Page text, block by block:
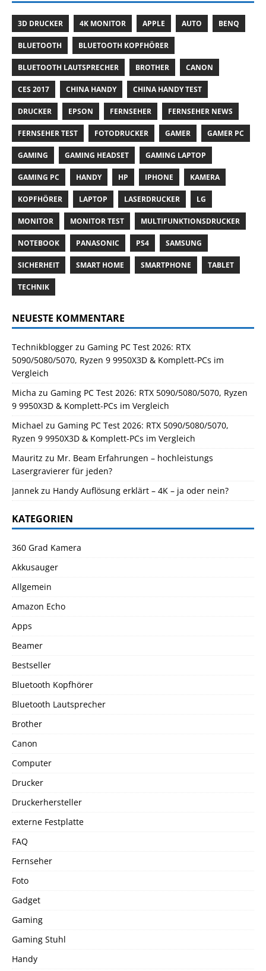
3D DRUCKER 4K MONITOR APPLE AUTO BENQ
BLUETOOTH BLUETOOTH KOPFHÖRER
BLUETOOTH LAUTSPRECHER BROTHER CANON
CES 2017 CHINA HANDY CHINA HANDY TEST
DRUCKER EPSON FERNSEHER FERNSEHER NEWS
FERNSEHER TEST FOTODRUCKER GAMER GAMER PC
GAMING GAMING HEADSET GAMING LAPTOP
GAMING PC HANDY HP IPHONE KAMERA
KOPFHÖRER LAPTOP LASERDRUCKER LG
MONITOR MONITOR TEST MULTIFUNKTIONSDRUCKER
NOTEBOOK PANASONIC PS4 SAMSUNG
SICHERHEIT SMART HOME SMARTPHONE TABLET
TECHNIK
NEUESTE KOMMENTARE
Technikblogger zu Gaming PC Test 2026: RTX
5090/5080/5070, Ryzen 9 9950X3D & Komplett-PCs im
Vergleich
Micha zu Gaming PC Test 2026: RTX 5090/5080/5070, Ryzen
9 9950X3D & Komplett-PCs im Vergleich
Michael zu Gaming PC Test 2026: RTX 5090/5080/5070,
Ryzen 9 9950X3D & Komplett-PCs im Vergleich
Mauritz zu Mr. Beam Erfahrungen – hochleistungs
Lasergravierer für jeden?
Jannek zu Handy Auflösung erklärt – 4K – ja oder nein?
KATEGORIEN
360 Grad Kamera
Akkusauger
Allgemein
Amazon Echo
Apps
Beamer
Bestseller
Bluetooth Kopfhörer
Bluetooth Lautsprecher
Brother
Canon
Computer
Drucker
Druckerhersteller
externe Festplatte
FAQ
Fernseher
Foto
Gadget
Gaming
Gaming Stuhl
Handy